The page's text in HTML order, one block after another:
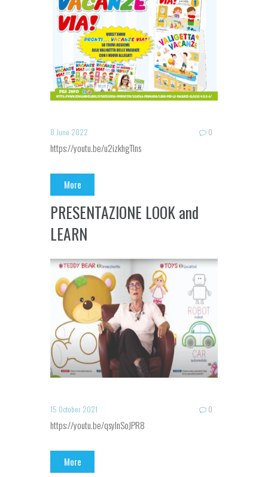
8 June 2022 0
https://youtu.be/u2izkhgTIns
More
PRESENTAZIONE LOOK and
LEARN
15 October 2021 0
https://youtu.be/qsyInSoJPR8
More